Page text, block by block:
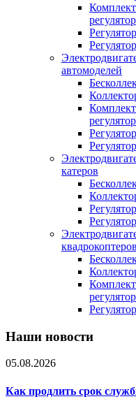
автомоделей
катеров
квадрокоптеров
Наши новости
05.08.2026
Как продлить срок